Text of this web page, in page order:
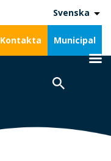
Kontakta Municipal
Svenska